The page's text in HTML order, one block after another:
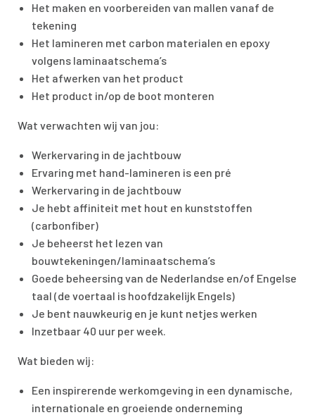
Het maken en voorbereiden van mallen vanaf de
tekening
Het lamineren met carbon materialen en epoxy
volgens laminaatschema’s
Het afwerken van het product
Het product in/op de boot monteren
Wat verwachten wij van jou:
Werkervaring in de jachtbouw
Ervaring met hand-lamineren is een pré
Werkervaring in de jachtbouw
Je hebt affiniteit met hout en kunststoffen
(carbonfiber)
Je beheerst het lezen van
bouwtekeningen/laminaatschema’s
Goede beheersing van de Nederlandse en/of Engelse
taal (de voertaal is hoofdzakelijk Engels)
Je bent nauwkeurig en je kunt netjes werken
Inzetbaar 40 uur per week.
Wat bieden wij:
Een inspirerende werkomgeving in een dynamische,
internationale en groeiende onderneming